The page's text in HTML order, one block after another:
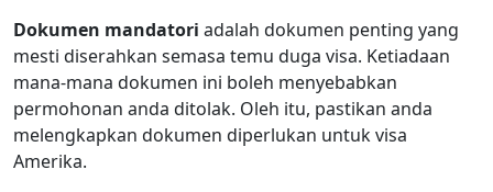
Dokumen mandatori adalah dokumen penting yang
mesti diserahkan semasa temu duga visa. Ketiadaan
mana-mana dokumen ini boleh menyebabkan
permohonan anda ditolak. Oleh itu, pastikan anda
melengkapkan dokumen diperlukan untuk visa
Amerika.